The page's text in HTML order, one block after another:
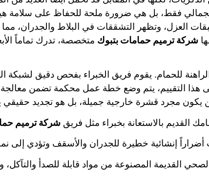
فقط، بل هي ضرورة ملحة للحفاظ على سلامة
العزل، وتظهر التشققات في البلاط والجدران،
شركة ترميم حمامات بتبوك متخصصة، تدرك تماماً
الراهنة للحمام. يقوم فريق الخبراء بفحص دقيق لشبكة
هذا التقييم، يتم وضع خطة عمل محكمة تضمن
يكون مجرد قشرة خارجية جميلة، بل هو تجديد حقيقي
القديم بالاستعانة بخبراء مثل فريقشركة ترميم
إنشائية خطيرة للجدران والأسقف وتؤدي إلى نمو
القديمة المصنوعة من مواد قابلة للصدأ والتآكل،